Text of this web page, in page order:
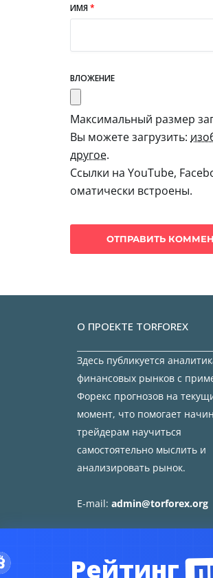
ИМЯ*
ВЛОЖЕНИЕ
Максимальный размер
Вы можете загрузить:
другое.
Ссылки на YouTube,
оматически встроены.
О ПРОЕКТЕ TORFOREX
Здесь публикуется
финансовых рынков с
Форекс прогнозов на
момент, что помогает
трейдерам научиться
самостоятельно мыслить и
анализировать рынок.
E-mail: admin@torforex.org
Рейтинг